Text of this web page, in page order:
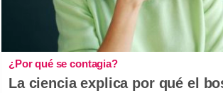
¿Por qué se contagia?
La ciencia explica por qué el